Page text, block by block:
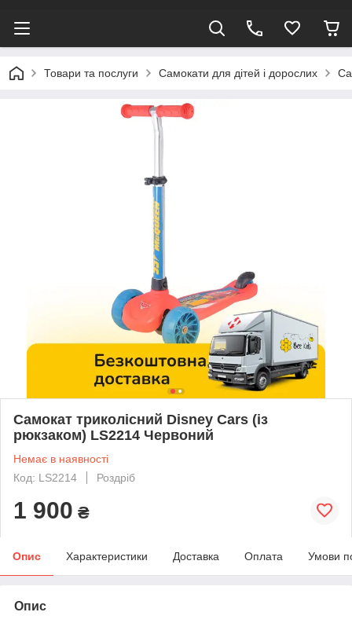
Товари та послуги Самокати для дітей і дорослих
Самокат триколісний Disney Cars (із
рюкзаком) LS2214 Червоний
Немає в наявності
Код: LS2214
Роздріб
1 900 ₴
Опис Характеристики Доставка Оплата Умови
Опис